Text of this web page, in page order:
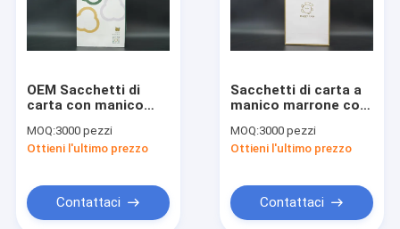
OEM Sacchetti di
carta con manico
massa Sacchetti
Kraft biodegradabili
MOQ:3000 pezzi
Ottieni l'ultimo prezzo
Contattaci
Sacchetti di carta a
manico marrone con
ecologico
MOQ:3000 pezzi
Ottieni l'ultimo prezzo
Contattaci